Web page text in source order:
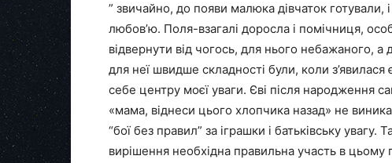
” звичайно, до появи малюка дівчаток готували,
любов’ю. Поля-взагалі доросла і помічниця,
відвернути від чогось, для нього небажаного,
для неї швидше складності були, коли
себе центру моєї уваги. Єві після народження
«мама, віднеси цього хлопчика назад» не
“бої без правил” за іграшки і батьківську
вирішення необхідна правильна участь в